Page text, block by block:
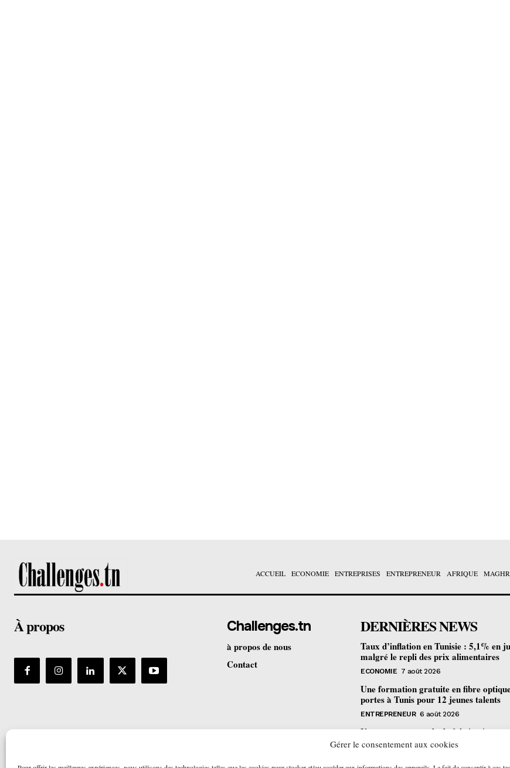
Gérer le consentement aux cookies
ACCUEIL ECONOMIE ENTREPRISES ENTREPRENEUR AFRIQUE
À propos Challenges.tn
à propos de nous
Contact
DERNIÈRES NEWS
Taux d’inflation en Tunisie : 5,1% en
malgré le repli des prix alimentaires
ECONOMIE 7 août 2026
Une formation gratuite en fibre
portes à Tunis pour 12 jeunes talents
ENTREPRENEUR 6 août 2026
Un nouveau procédé de fabrication
pharmaceutique en flux continu : quelles